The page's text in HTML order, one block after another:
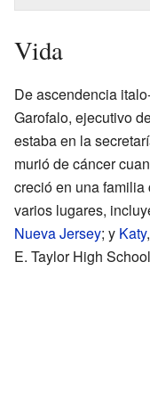
Vida
De ascendencia
Garofalo, ejecutivo
estaba en la
murió de cáncer
creció en una familia
varios lugares,
Nueva Jersey; y Katy,
E. Taylor High